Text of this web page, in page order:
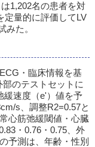
1,202名の患者を対
定量的に評価してLV
た。
・臨床情報を基
のテストセットに
緩速度（e'）値を予
s、調整R2=0.57と
心筋弛緩閾値・心臓
・0.76・0.75、外
予測は、年齢・性別